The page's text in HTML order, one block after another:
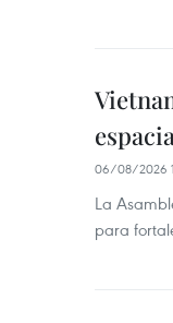
06/08/2026
La
para